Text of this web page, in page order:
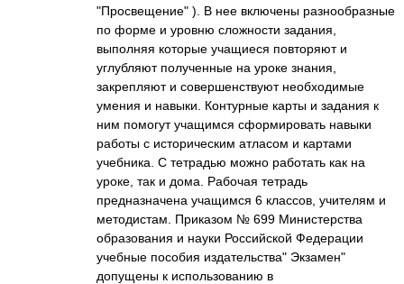
"Просвещение" ). В нее включены разнообразные
по форме и уровню сложности задания,
выполняя которые учащиеся повторяют и
углубляют полученные на уроке знания,
закрепляют и совершенствуют необходимые
умения и навыки. Контурные карты и задания к
ним помогут учащимся сформировать навыки
работы с историческим атласом и картами
учебника. С тетрадью можно работать как на
уроке, так и дома. Рабочая тетрадь
предназначена учащимся 6 классов, учителям и
методистам. Приказом № 699 Министерства
образования и науки Российской Федерации
учебные пособия издательства" Экзамен"
допущены к использованию в